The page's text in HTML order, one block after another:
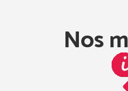
Nos